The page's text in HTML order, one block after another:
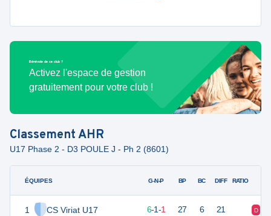
Bénévole de ce club ?
Activez l'espace de gestion
gratuitement pour votre club !
ClassementAHR
U17 Phase 2 - D3 POULE J - Ph 2 (8601)
ÉQUIPES
1 CS Viriat U17
G-N-P BP BC DIFF RATIO
6-1-1 27 6 21 D